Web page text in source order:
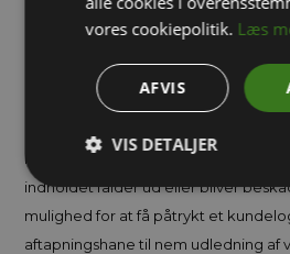
designet til at sikre, at materialer
opbevares på en organiseret måde,
beskytter mod skader og
Pallekar er stabelbare, hvilket gør
låg til pallekar kan flere enheder
indholdet falder ud eller bliver
mulighed for at få påtrykt et
aftapningshane til nem udledning af
vores cookiepolitik. Læs
AFVIS
VIS DETALJER